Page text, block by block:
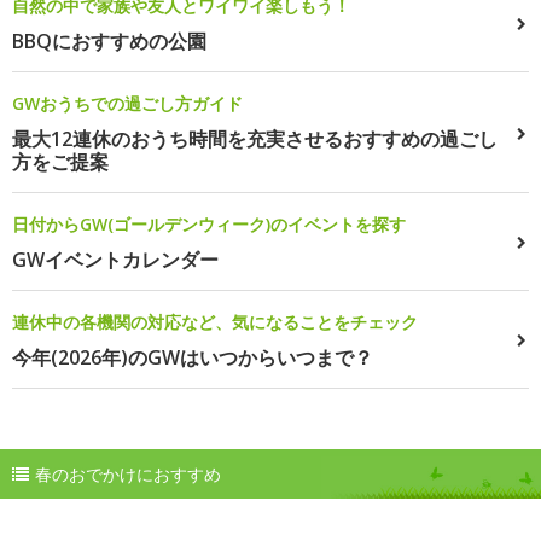
自然の中で家族や友人とワイワイ楽しもう！
BBQにおすすめの公園
GWおうちでの過ごし方ガイド
最大12連休のおうち時間を充実させるおすすめの過ごし
方をご提案
日付からGW(ゴールデンウィーク)のイベントを探す
GWイベントカレンダー
連休中の各機関の対応など、気になることをチェック
今年(2026年)のGWはいつからいつまで？
春のおでかけにおすすめ